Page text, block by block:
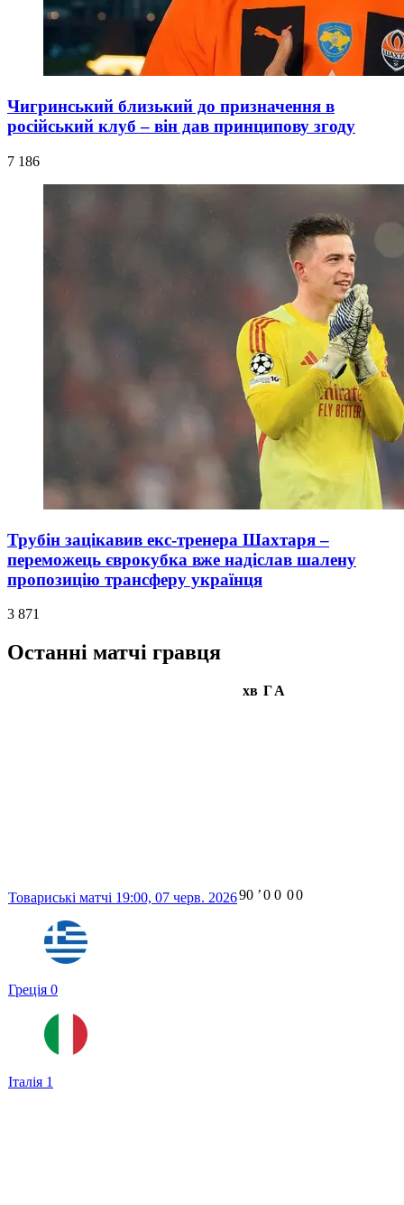
Чигринський близький до призначення в
російський клуб – він дав принципову згоду
7 186
Трубін зацікавив екс-тренера Шахтаря –
переможець єврокубка вже надіслав шалену
пропозицію трансферу українця
3 871
Останні матчі гравця
хв ГА
Товариські матчі 19:00, 07 черв. 2026
Греція 0
Італія 1
90 ʼ0 0 00